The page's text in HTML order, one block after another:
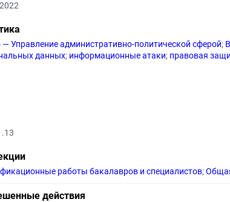
Управление административно-политической сферой;
данных; информационные атаки; правовая
работы бакалавров и специалистов;
действия